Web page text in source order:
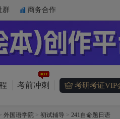
群 商务合作
考前冲刺 考研考证VIP
外国语学院 > 初试辅导 > 241自命题日语